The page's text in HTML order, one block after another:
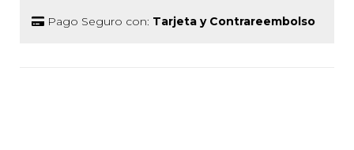
Pago Seguro con: Tarjeta y Contrareembolso